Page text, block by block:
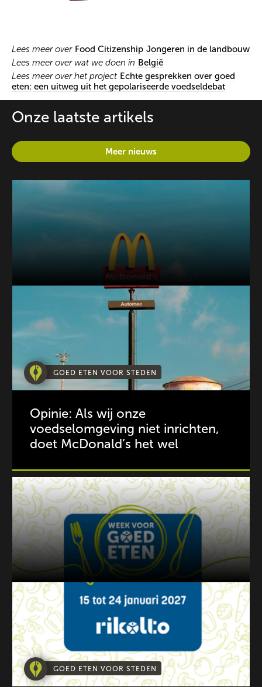
Lees meer over Food Citizenship Jongeren in de landbouw
Lees meer over wat we doen in België
Lees meer over het project Echte gesprekken over goed
eten: een uitweg uit het gepolariseerde voedseldebat
Onze laatste artikels
Meer nieuws
GOED ETEN VOOR STEDEN
Opinie: Als wij onze
voedselomgeving niet inrichten,
doet McDonald’s het wel
GOED ETEN VOOR STEDEN